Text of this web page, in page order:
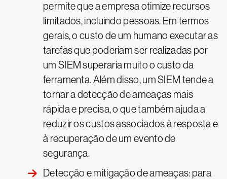
permite que a empresa otimize recursos
limitados, incluindo pessoas. Em termos
gerais, o custo de um humano executar as
tarefas que poderiam ser realizadas por
um SIEM superaria muito o custo da
ferramenta. Além disso, um SIEM tende a
tornar a detecção de ameaças mais
rápida e precisa, o que também ajuda a
reduzir os custos associados à resposta e
à recuperação de um evento de
segurança.
Detecção e mitigação de ameaças: para